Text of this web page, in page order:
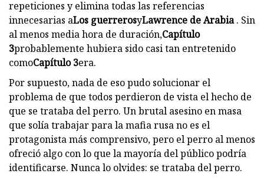
repeticiones y elimina todas las referencias
innecesarias aLos guerrerosyLawrence de Arabia. Sin
al menos media hora de duración,Capítulo
3probablemente hubiera sido casi tan entretenido
comoCapítulo 3era.
Por supuesto, nada de eso pudo solucionar el
problema de que todos perdieron de vista el hecho de
que se trataba del perro. Un brutal asesino en masa
que solía trabajar para la mafia rusa no es el
protagonista más comprensivo, pero el perro al menos
ofreció algo con lo que la mayoría del público podría
identificarse. Nunca lo olvides: se trataba del perro.